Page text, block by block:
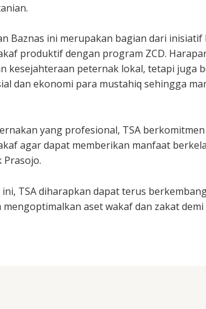
Baznas ini merupakan bagian dari inisiatif
produktif dengan program ZCD.
kesejahteraan peternak lokal, tetapi juga
dan ekonomi para mustahiq sehingga
yang profesional, TSA
agar dapat memberikan manfaat
Prasojo.
TSA diharapkan dapat terus
aset wakaf dan zakat